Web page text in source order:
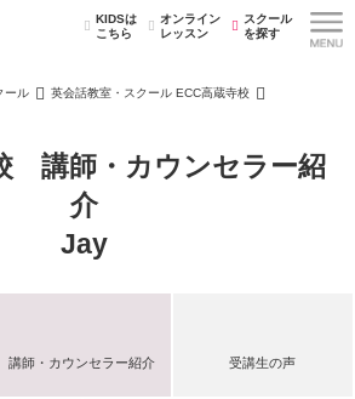
KIDSは
こちら
オンライン
レッスン
スクール
を探す
ール
英会話教室・スクール ECC高蔵寺校
講師・カウンセラー紹
介
Jay
講師・カウンセラー紹介 受講生の声